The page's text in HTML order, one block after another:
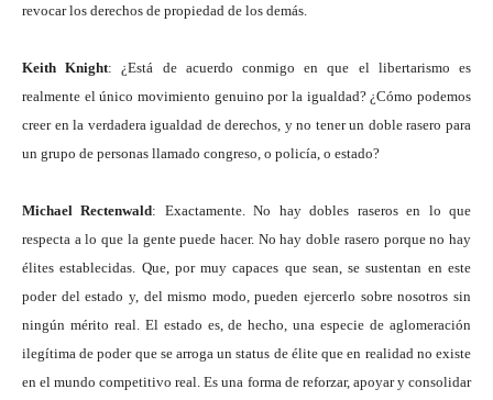
revocar los derechos de propiedad de los demás.
Keith Knight: ¿Está de acuerdo conmigo en que el libertarismo es
realmente el único movimiento genuino por la igualdad? ¿Cómo podemos
creer en la verdadera igualdad de derechos, y no tener un doble rasero para
un grupo de personas llamado congreso, o policía, o estado?
Michael Rectenwald: Exactamente. No hay dobles raseros en lo que
respecta a lo que la gente puede hacer. No hay doble rasero porque no hay
élites establecidas. Que, por muy capaces que sean, se sustentan en este
poder del estado y, del mismo modo, pueden ejercerlo sobre nosotros sin
ningún mérito real. El estado es, de hecho, una especie de aglomeración
ilegítima de poder que se arroga un status de élite que en realidad no existe
en el mundo competitivo real. Es una forma de reforzar, apoyar y consolidar